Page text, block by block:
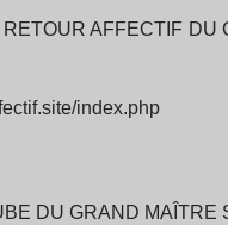
AFFECTIF DU
index.php
DU GRAND MAÎTRE